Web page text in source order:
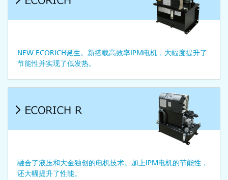
NEW ECORICH诞生。新搭载高效率IPM电机，大幅度提升了
节能性并实现了低发热。
融合了液压和大金独创的电机技术。加上IPM电机的节能性，
还大幅提升了性能。